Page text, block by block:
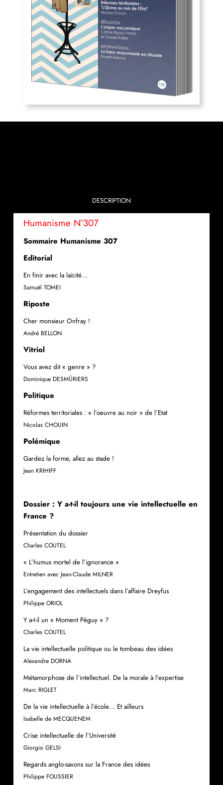
DESCRIPTION
Humanisme N°307
Sommaire Humanisme 307
Editorial
En finir avec la laïcité…
Samuël TOMEI
Riposte
Cher monsieur Onfray !
André BELLON
Vitriol
Vous avez dit « genre » ?
Dominique DESMÛRIERS
Politique
Réformes territoriales : « l’oeuvre au noir » de l’Etat
Nicolas CHOUIN
Polémique
Gardez la forme, allez au stade !
Jean KRIHIFF
Dossier : Y a-t-il toujours une vie intellectuelle en
France ?
Présentation du dossier
Charles COUTEL
« L’humus mortel de l’ignorance »
Entretien avec Jean-Claude MILNER
L’engagement des intellectuels dans l’affaire Dreyfus
Philippe ORIOL
Y a-t-il un « Moment Péguy » ?
Charles COUTEL
La vie intellectuelle politique ou le tombeau des idées
Alexandre DORNA
Métamorphose de l’intellectuel. De la morale à l’expertise
Marc RIGLET
De la vie intellectuelle à l’école… Et ailleurs
Isabelle de MECQUENEM
Crise intellectuelle de l’Université
Giorgio GELSI
Regards anglo-saxons sur la France des idées
Philippe FOUSSIER